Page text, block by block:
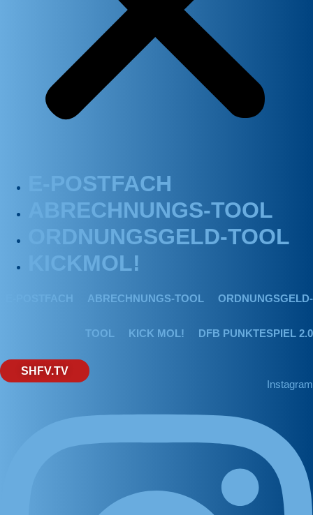
E-POSTFACH
ABRECHNUNGS-TOOL
ORDNUNGSGELD-TOOL
KICKMOL!
E-POSTFACH ABRECHNUNGS-TOOL ORDNUNGSGELD-
TOOL KICK MOL! DFB PUNKTESPIEL 2.0
SHFV.TV
Instagram